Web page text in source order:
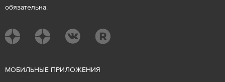
обязательна.
МОБИЛЬНЫЕ ПРИЛОЖЕНИЯ